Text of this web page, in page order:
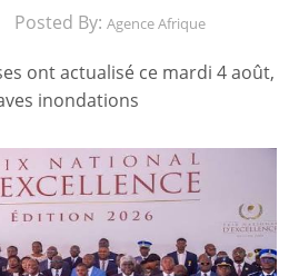
Posted By: Agence Afrique
ont actualisé ce mardi 4 août,
inondations